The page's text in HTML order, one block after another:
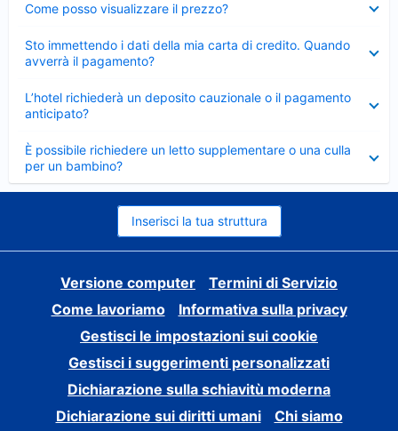
Come posso visualizzare il prezzo?
chiuso
Sto immettendo i dati della mia carta di credito. Quando
avverrà il pagamento?
chiuso
L’hotel richiederà un deposito cauzionale o il pagamento
anticipato?
chiuso
È possibile richiedere un letto supplementare o una culla
per un bambino?
Elemento
chiuso
Inserisci la tua struttura
Versione computer
Termini di Servizio
Come lavoriamo
Informativa sulla privacy
Gestisci le impostazioni sui cookie
Gestisci i suggerimenti personalizzati
Dichiarazione sulla schiavitù moderna
Dichiarazione sui diritti umani
Chi siamo